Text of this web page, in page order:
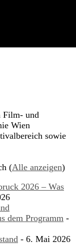
Film- und
Wien
sowie
(Alle anzeigen)
2026 – Was
dem Programm -
- 6. Mai 2026